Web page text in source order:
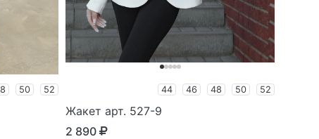
50 52 44 46 48 50 52
Жакет арт. 527-9
2 890